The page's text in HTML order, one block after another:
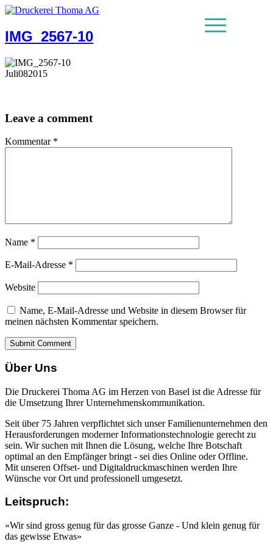
IMG_2567-10
Juli082015
Leave a comment
Kommentar *
Name *
E-Mail-Adresse *
Website
Name, E-Mail-Adresse und Website in diesem Browser für
meinen nächsten Kommentar speichern.
Über Uns
Die Druckerei Thoma AG im Herzen von Basel ist die Adresse für
die Umsetzung Ihrer Unternehmenskommunikation.
Seit über 75 Jahren verpflichtet sich unser Familienunternehmen den
Herausforderungen moderner Informationstechnologie gerecht zu
sein. Wir suchen mit Ihnen die Lösung, welche Ihre Botschaft
optimal an den Empfänger bringt - sei dies Online oder Offline.
Mit unseren Offset- und Digitaldruckmaschinen werden Ihre
Wünsche vor Ort und professionell umgesetzt.
Leitspruch:
«Wir sind gross genug für das grosse Ganze - Und klein genug für
das gewisse Etwas»